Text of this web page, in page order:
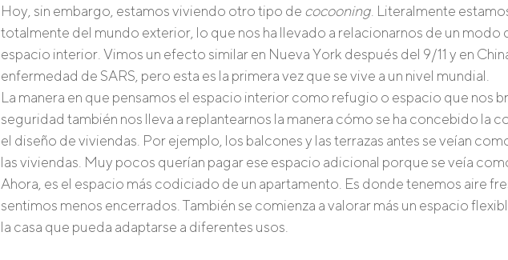
Hoy, sin embargo, estamos viviendo otro tipo de cocooning . Literalmente
totalmente del mundo exterior, lo que nos ha llevado a relacionarnos de un modo
espacio interior. Vimos un efecto similar en Nueva York después del 9/11 y en
enfermedad de SARS, pero esta es la primera vez que se vive a un nivel mundial.
La manera en que pensamos el espacio interior como refugio o espacio que nos
seguridad también nos lleva a replantearnos la manera cómo se ha concebido la
el diseño de viviendas. Por ejemplo, los balcones y las terrazas antes se veían
las viviendas. Muy pocos querían pagar ese espacio adicional porque se veía
Ahora, es el espacio más codiciado de un apartamento. Es donde tenemos aire
sentimos menos encerrados. También se comienza a valorar más un espacio
la casa que pueda adaptarse a diferentes usos.